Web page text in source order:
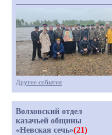
Другие события
Волховский отдел
казачьей общины
«Невская сечь»(21)